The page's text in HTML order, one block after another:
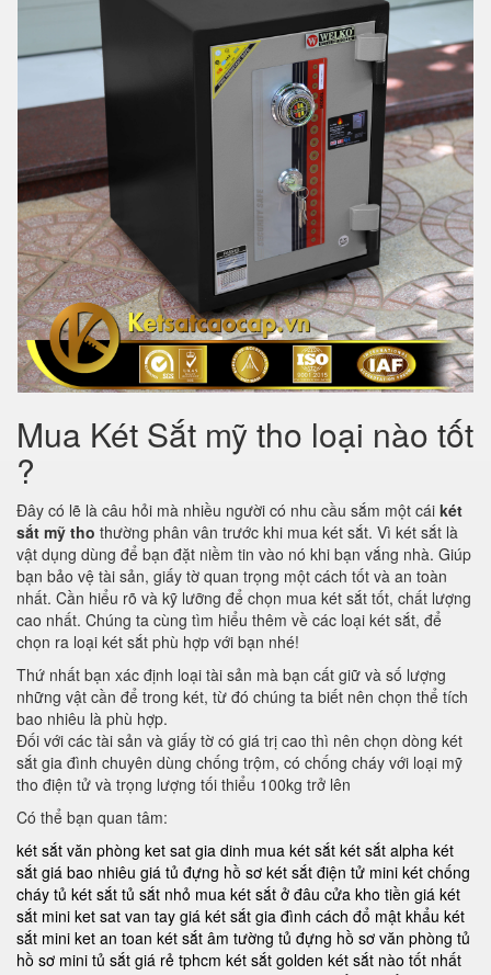
Mua Két Sắt mỹ tho loại nào tốt
?
Đây có lẽ là câu hỏi mà nhiều người có nhu cầu sắm một cái két
sắt mỹ tho thường phân vân trước khi mua két sắt. Vì két sắt là
vật dụng dùng để bạn đặt niềm tin vào nó khi bạn vắng nhà. Giúp
bạn bảo vệ tài sản, giấy tờ quan trọng một cách tốt và an toàn
nhất. Cần hiểu rõ và kỹ lưỡng để chọn mua két sắt tốt, chất lượng
cao nhất. Chúng ta cùng tìm hiểu thêm về các loại két sắt, để
chọn ra loại két sắt phù hợp với bạn nhé!
Thứ nhất bạn xác định loại tài sản mà bạn cất giữ và số lượng
những vật cần để trong két, từ đó chúng ta biết nên chọn thể tích
bao nhiêu là phù hợp.
Đối với các tài sản và giấy tờ có giá trị cao thì nên chọn dòng két
sắt gia đình chuyên dùng chống trộm, có chống cháy với loại mỹ
tho điện tử và trọng lượng tối thiểu 100kg trở lên
Có thể bạn quan tâm:
két sắt văn phòng ket sat gia dinh mua két sắt két sắt alpha két
sắt giá bao nhiêu giá tủ đựng hồ sơ két sắt điện tử mini két chống
cháy tủ két sắt tủ sắt nhỏ mua két sắt ở đâu cửa kho tiền giá két
sắt mini ket sat van tay giá két sắt gia đình cách đổ mật khẩu két
sắt mini ket an toan két sắt âm tường tủ đựng hồ sơ văn phòng tủ
hồ sơ mini tủ sắt giá rẻ tphcm két sắt golden két sắt nào tốt nhất